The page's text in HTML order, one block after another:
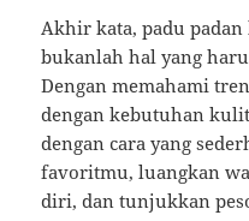
Akhir kata, padu
bukanlah hal yang
Dengan memahami
dengan kebutuhan
dengan cara yang
favoritmu, luangkan
diri, dan tunjukkan